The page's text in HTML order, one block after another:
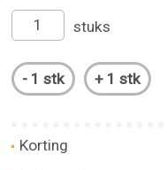
stuks
Korting